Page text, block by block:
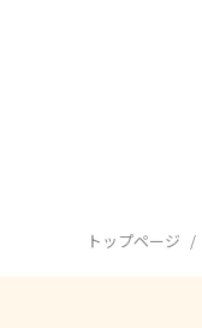
トップページ